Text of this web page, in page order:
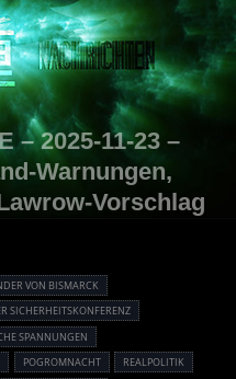
– 2025-11-23 –
Warnungen,
Vorschlag
VON BISMARCK
SICHERHEITSKONFERENZ
SPANNUNGEN
POGROMNACHT
REALPOLITIK